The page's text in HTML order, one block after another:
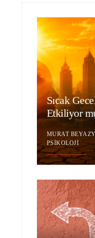
Sıcak
Etkiliyor
MURAT
PSIKOLOJI